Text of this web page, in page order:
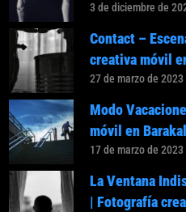
3 de diciembre de
Contact –
creativa móvil
27 de marzo de 2023
Modo
móvil en
17 de marzo de 2023
La Ventana
| Fotografía